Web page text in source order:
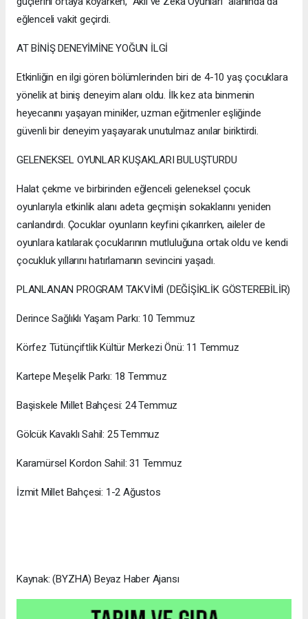
eğlenceli vakit geçirdi.
AT BİNİŞ DENEYİMİNE YOĞUN İLGİ
Etkinliğin en ilgi gören bölümlerinden biri de 4-10 yaş çocuklara
yönelik at biniş deneyim alanı oldu. İlk kez ata binmenin
heyecanını yaşayan minikler, uzman eğitmenler eşliğinde
güvenli bir deneyim yaşayarak unutulmaz anılar biriktirdi.
GELENEKSEL OYUNLAR KUŞAKLARI BULUŞTURDU
Halat çekme ve birbirinden eğlenceli geleneksel çocuk
oyunlarıyla etkinlik alanı adeta geçmişin sokaklarını yeniden
canlandırdı. Çocuklar oyunların keyfini çıkarırken, aileler de
oyunlara katılarak çocuklarının mutluluğuna ortak oldu ve kendi
çocukluk yıllarını hatırlamanın sevincini yaşadı.
PLANLANAN PROGRAM TAKVİMİ (DEĞİŞİKLİK GÖSTEREBİLİR)
Derince Sağlıklı Yaşam Parkı: 10 Temmuz
Körfez Tütünçiftlik Kültür Merkezi Önü: 11 Temmuz
Kartepe Meşelik Parkı: 18 Temmuz
Başiskele Millet Bahçesi: 24 Temmuz
Gölcük Kavaklı Sahil: 25 Temmuz
Karamürsel Kordon Sahil: 31 Temmuz
İzmit Millet Bahçesi: 1-2 Ağustos
Kaynak: (BYZHA) Beyaz Haber Ajansı